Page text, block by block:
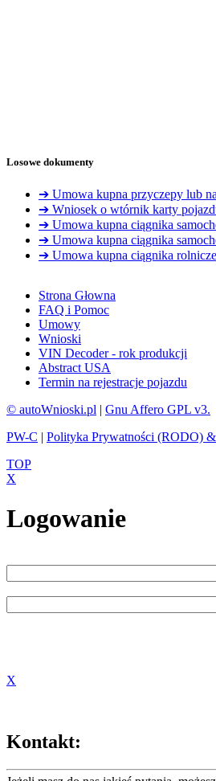
Losowe dokumenty
➔ Umowa kupna przyczepy lub
➔ Wniosek o wtórnik karty
➔ Umowa kupna ciągnika
➔ Umowa kupna ciągnika
➔ Umowa kupna ciągnika
Strona Głowna
FAQ i Pomoc
Umowy
Wnioski
VIN Decoder - rok produkcji
Abstract USA
Termin na rejestracje pojazdu
© autoWnioski.pl | Gnu Affero GPL v3.
PW-C | Polityka Prywatności (RODO)
TOP
X
Logowanie
X
Kontakt: